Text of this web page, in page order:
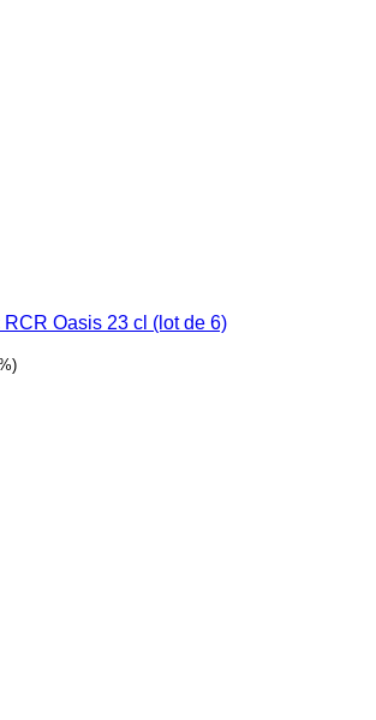
Oasis 23 cl (lot de 6)